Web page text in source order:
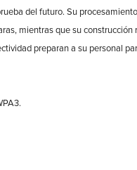
del futuro. Su
mientras que su construcción
preparan a su personal